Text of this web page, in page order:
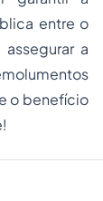
entre o
a
o benefício